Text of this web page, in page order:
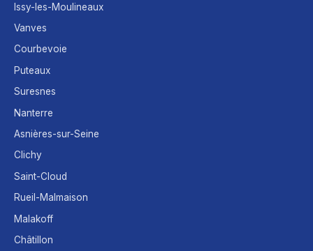
Issy-les-Moulineaux
Vanves
Courbevoie
Puteaux
Suresnes
Nanterre
Asnières-sur-Seine
Clichy
Saint-Cloud
Rueil-Malmaison
Malakoff
Châtillon